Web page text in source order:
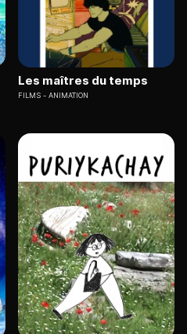
Les maîtres du temps
FILMS ANIMATION